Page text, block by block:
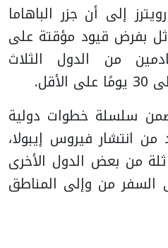
إلى أن جزر الباهاما
بفرض قيود مؤقتة على
من الدول الثلاث
سلسلة خطوات دولية
انتشار فيروس إيبولا،
من بعض الدول الأخرى
السفر من وإلى المناطق